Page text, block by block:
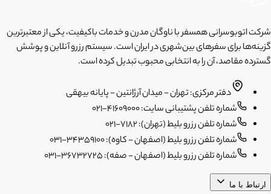
شرکت اتوبوسرانی همسفر با ناوگان مدرن و خدمات باکیفیت، یکی از معتبرترین
گزینه‌ها برای سفرهای بین‌شهری در ایران است. سیستم رزرو آنلاین و پوشش
گسترده مقاصد، آن را به انتخابی محبوب تبدیل کرده است.
دفتر مرکزی: تهران - میدان آرژانتین - پایانه بیهقی
شماره تلفن پشتیبانی سایت: 41609000-021
شماره تلفن رزرو بلیط (تهران): 7182-021
شماره تلفن رزرو بلیط (اصفهان - کاوه): 34359100-031
شماره تلفن رزرو بلیط (اصفهان - صفه): 36732725-031
ارتباط با ما